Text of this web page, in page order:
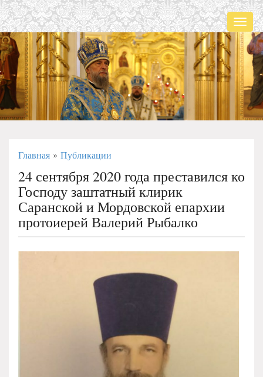
Главная » Публикации
24 сентября 2020 года преставился ко
Господу заштатный клирик
Саранской и Мордовской епархии
протоиерей Валерий Рыбалко